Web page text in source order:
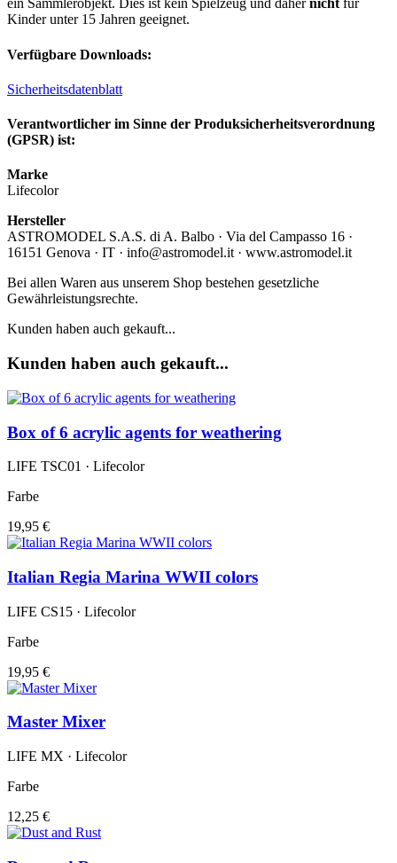
ein Sammlerobjekt. Dies ist kein Spielzeug und dahernicht für
Kinder unter 15 Jahren geeignet.
Verfügbare Downloads:
Sicherheitsdatenblatt
Verantwortlicher im Sinne der Produksicherheitsverordnung
(GPSR) ist:
Marke
Lifecolor
Hersteller
ASTROMODEL S.A.S. di A. Balbo · Via del Campasso 16 ·
16151 Genova · IT · info@astromodel.it · www.astromodel.it
Bei allen Waren aus unserem Shop bestehen gesetzliche
Gewährleistungsrechte.
Kunden haben auch gekauft...
Kunden haben auch gekauft...
Box of 6 acrylic agents for weathering
LIFE TSC01 · Lifecolor
Farbe
19,95 €
Italian Regia Marina WWII colors
LIFE CS15 · Lifecolor
Farbe
19,95 €
Master Mixer
LIFE MX · Lifecolor
Farbe
12,25 €